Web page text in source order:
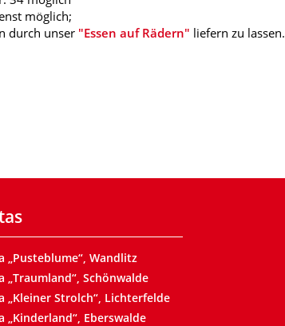
möglich;
durch unser "Essen auf Rädern" liefern zu lassen.
„Pusteblume“, Wandlitz
„Traumland“, Schönwalde
„Kleiner Strolch“, Lichterfelde
„Kinderland“, Eberswalde